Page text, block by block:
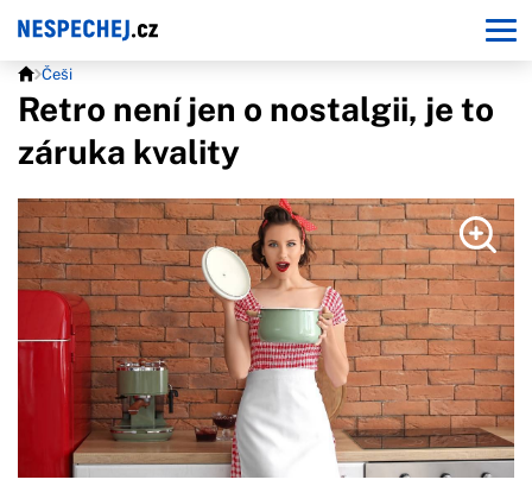
Češi
Retro není jen o nostalgii, je to
záruka kvality